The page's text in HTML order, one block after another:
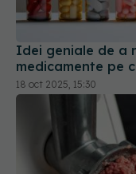
Idei geniale de a
medicamente pe
18 oct 2025, 15:30